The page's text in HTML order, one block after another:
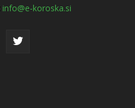
info@e-koroska.si